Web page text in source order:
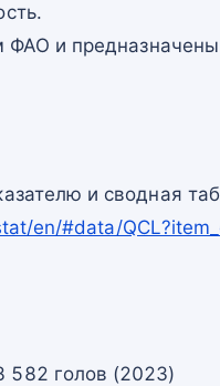
и
и сводная
en/#data/
582 голов (2023)